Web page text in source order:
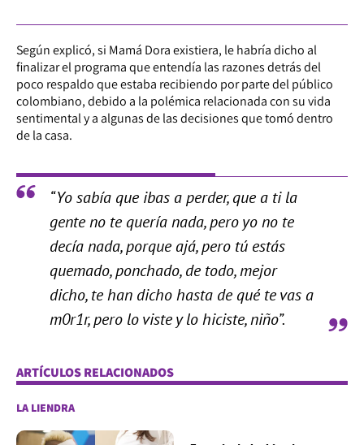
Según explicó, si Mamá Dora existiera, le habría dicho al
finalizar el programa que entendía las razones detrás del
poco respaldo que estaba recibiendo por parte del público
colombiano, debido a la polémica relacionada con su vida
sentimental y a algunas de las decisiones que tomó dentro
de la casa.
“Yo sabía que ibas a perder, que a ti la
gente no te quería nada, pero yo no te
decía nada, porque ajá, pero tú estás
quemado, ponchado, de todo, mejor
dicho, te han dicho hasta de qué te vas a
m0r1r, pero lo viste y lo hiciste, niño”.
ARTÍCULOS RELACIONADOS
LA LIENDRA